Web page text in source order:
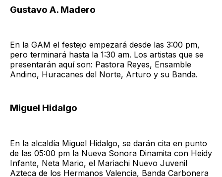
Gustavo A. Madero
En la GAM el festejo empezará desde las 3:00 pm,
pero terminará hasta la 1:30 am. Los artistas que se
presentarán aquí son: Pastora Reyes, Ensamble
Andino, Huracanes del Norte, Arturo y su Banda.
Miguel Hidalgo
En la alcaldía Miguel Hidalgo, se darán cita en punto
de las 05:00 pm la Nueva Sonora Dinamita con Heidy
Infante, Neta Mario, el Mariachi Nuevo Juvenil
Azteca de los Hermanos Valencia, Banda Carbonera